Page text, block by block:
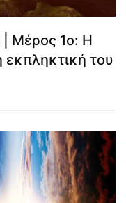
Μέρος 1ο: Η
του